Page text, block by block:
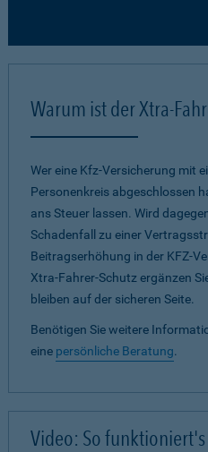
Warum ist der Xtra-
Wer eine Kfz-Versicherung mit
Personenkreis abgeschlossen
ans Steuer lassen. Wird
Schadenfall zu einer
Beitragserhöhung in der KFZ-
Xtra-Fahrer-Schutz ergänzen
bleiben auf der sicheren Seite.
Benötigen Sie weitere
eine persönliche Beratung.
Video: So funktioniert's